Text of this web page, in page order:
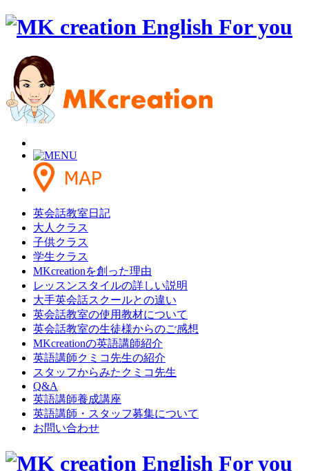
英会話教室日記
大人クラス
子供クラス
学生クラス
MKcreationを創った理由
レッスンスタイルの詳しい説明
大手英会話スクールとの違い
英会話教室の使用教材について
英会話教室の生徒様からのご感想
MKcreationの英語講師紹介
英語講師クミコ先生の紹介
スタッフからみたクミコ先生
Q&A
英語講師養成講座
英語講師・スタッフ募集について
お問い合わせ